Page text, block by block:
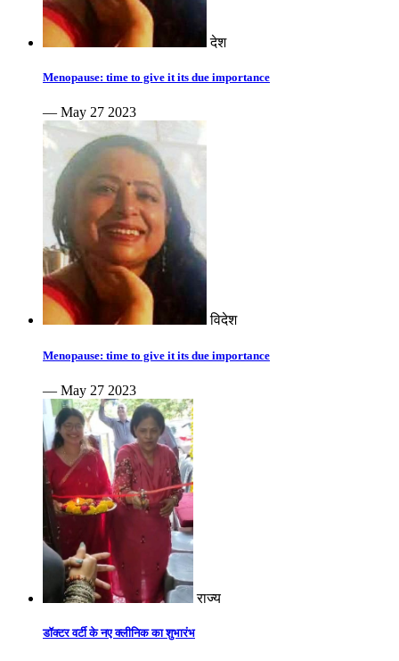
देश
Menopause: time to give it its due importance
— May 27 2023
विदेश
Menopause: time to give it its due importance
— May 27 2023
राज्य
डॉक्टर वर्टी के नए क्लीनिक का शुभारंभ